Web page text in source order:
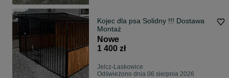
Kojec dla psa Solidny !!! Dostawa
Montaż
Nowe
1 400 zł
Jelcz-Laskowice
Odświeżono dnia 06 sierpnia 2026